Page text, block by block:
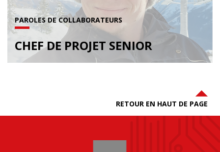
PAROLES DE COLLABORATEURS
CHEF DE PROJET SENIOR
RETOUR EN HAUT DE PAGE